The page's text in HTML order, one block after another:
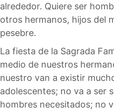
alrededor. Quiere ser
otros hermanos, hijos del
pesebre.
La fiesta de la Sagrada
medio de nuestros
nuestro van a existir
adolescentes; no va a ser
hombres necesitados; no